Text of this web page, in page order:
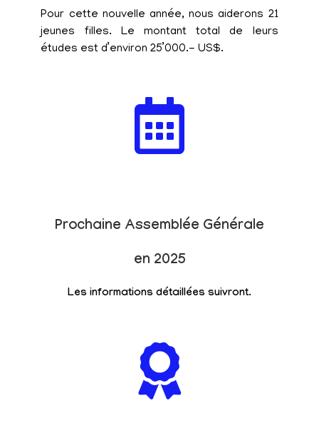
Pour cette nouvelle année, nous aiderons 21
jeunes filles. Le montant total de leurs
études est d’environ 25’000.- US$.
Prochaine Assemblée Générale
en 2025
Les informations détaillées suivront.